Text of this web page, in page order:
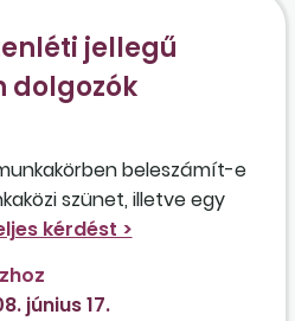
megfizetni 2010-ben ez
jellegű
dolgozók
beleszámít-e
szünet, illetve egy
nyitvatartási idő utáni
e a készenléti
június 17.